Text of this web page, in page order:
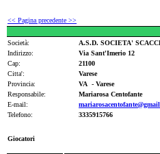
<< Pagina precedente >>
Società:
A.S.D. SOCIETA'
Indirizzo:
Via Sant'Imerio 12
Cap:
21100
Citta':
Varese
Provincia:
VA - Varese
Responsabile:
Mariarosa Centofante
E-mail:
Telefono:
3335915766
Giocatori